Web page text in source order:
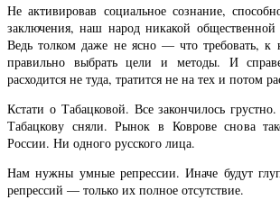
Не активировав социальное сознание,
заключения, наш народ никакой
Ведь толком даже не ясно — что требовать, к
правильно выбрать цели и методы. И
расходится не туда, тратится не на тех и потом
Кстати о Табацковой. Все закончилось
Табацкову сняли. Рынок в Коврове снова
России. Ни одного русского лица.
Нам нужны умные репрессии. Иначе будут
репрессий — только их полное отсутствие.